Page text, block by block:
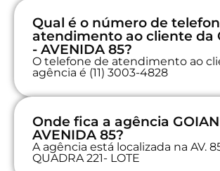
Qual é o número de
atendimento ao cliente da
- AVENIDA 85?
O telefone de atendimento ao
agência é (11) 3003-4828
Onde fica a agência
AVENIDA 85?
A agência está localizada na AV.
QUADRA 221- LOTE